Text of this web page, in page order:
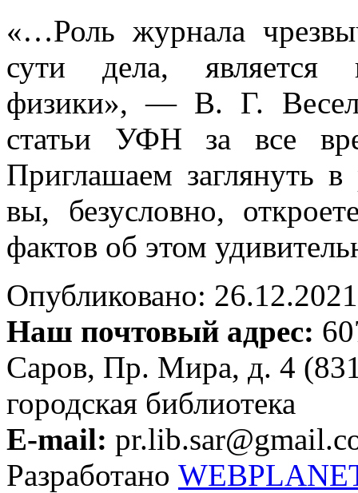
«…Роль журнала
сути дела, является
физики», — В. Г.
статьи УФН за все
Приглашаем заглянуть
вы, безусловно,
фактов об этом
Опубликовано:
Наш почтовый адрес:
Саров, Пр. Мира, д. 4
городская библиотека
E-mail:
Разработано